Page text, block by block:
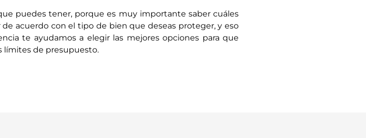
puedes tener, porque es muy importante saber cuáles
acuerdo con el tipo de bien que deseas proteger, y eso
te ayudamos a elegir las mejores opciones para que
límites de presupuesto.